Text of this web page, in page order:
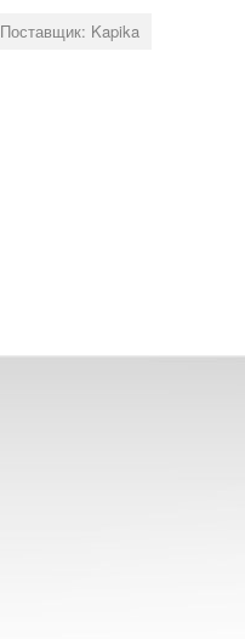
Поставщик: Kapika